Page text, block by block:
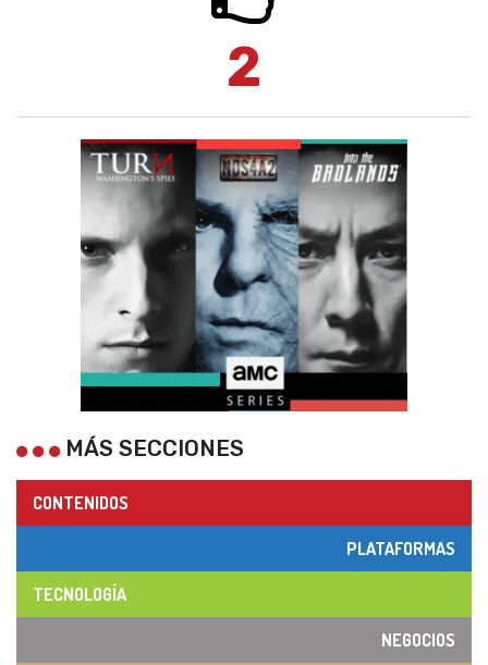
2
MÁS SECCIONES
CONTENIDOS
PLATAFORMAS
TECNOLOGÍA
NEGOCIOS